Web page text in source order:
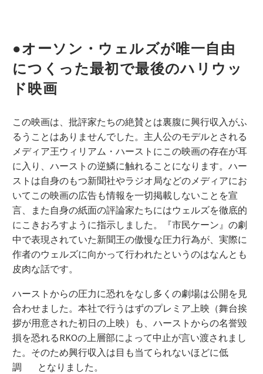
●オーソン・ウェルズが唯一自由
につくった最初で最後のハリウッ
ド映画
この映画は、批評家たちの絶賛とは裏腹に興行収入がふ
るうことはありませんでした。主人公のモデルとされる
メディア王ウィリアム・ハーストにこの映画の存在が耳
に入り、ハーストの逆鱗に触れることになります。ハー
ストは自身のもつ新聞社やラジオ局などのメディアにお
いてこの映画の広告も情報を一切掲載しないことを宣
言、また自身の紙面の評論家たちにはウェルズを徹底的
にこきおろすように指示しました。『市民ケーン』の劇
中で表現されていた新聞王の傲慢な圧力行為が、実際に
作者のウェルズに向かって行われたというのはなんとも
皮肉な話です。
ハーストからの圧力に恐れをなし多くの劇場は公開を見
合わせました。本社で行うはずのプレミア上映（舞台挨
拶が用意された初日の上映）も、ハーストからの名誉毀
損を恐れるRKOの上層部によって中止が言い渡されまし
た。そのため興行収入は目も当てられないほどに低
調 となりました。